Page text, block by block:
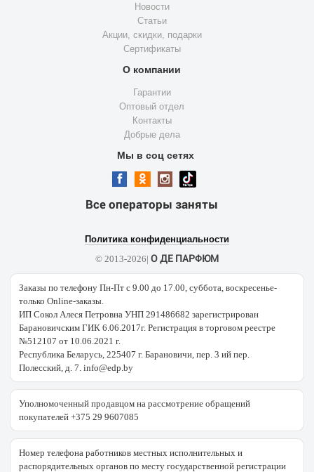
Новости
Статьи
Акции, скидки, подарки
Сертификаты
О компании
Гарантии
Оптовый отдел
Контакты
Добрые дела
Мы в соц сетях
Все операторы заняты
Политика конфиденциальности
© 2013-2026| О ДЕ ПАРФЮМ
Заказы по телефону Пн-Пт с 9.00 до 17.00, суббота, воскресенье-
только Online-заказы.
ИП Сокол Алеся Петровна УНП 291486682 зарегистрирован
Барановичским ГИК 6.06.2017г. Регистрация в торговом реестре
№512107 от 10.06.2021 г.
Республика Беларусь, 225407 г. Барановичи, пер. 3 ий пер.
Полесский, д. 7. info@edp.by
Уполномоченный продавцом на рассмотрение обращений
покупателей +375 29 9607085
Номер телефона работников местных исполнительных и
распорядительных органов по месту государственной регистрации